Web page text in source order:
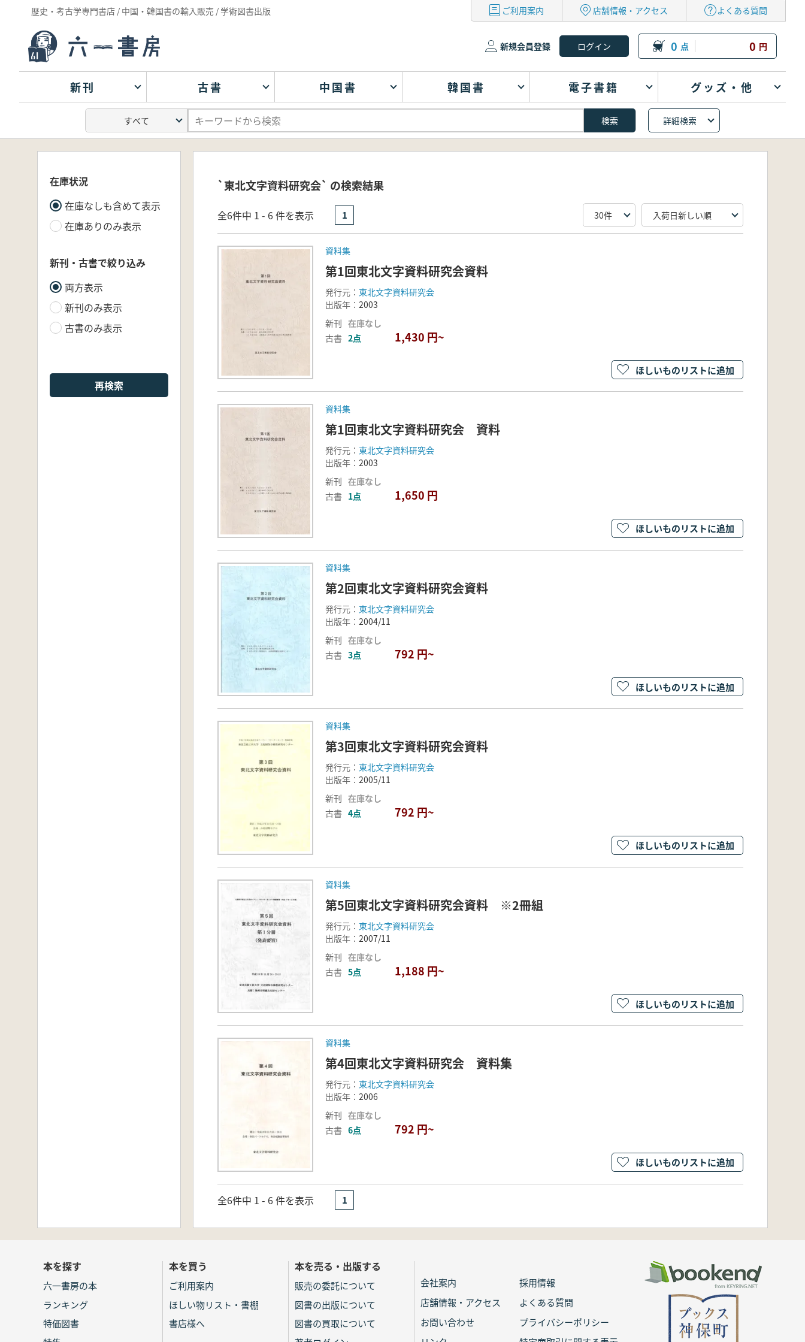
歴史・考古学専門書店 / 中国・韓国書の輸入販売 / 学術図書出版 ご利用案内 店舗情報・アクセス よくある質問
新規会員登録 0 点 0 円
新刊 古書 中国書 韓国書 電子書籍 グッズ・他
詳細検索
在庫状況
在庫なしも含めて表示
在庫ありのみ表示
新刊・古書で絞り込み
両方表示
新刊のみ表示
古書のみ表示
再検索
`東北文字資料研究会` の検索結果
全6件中 1 - 6 件を表示 1
資料集
第1回東北文字資料研究会資料
発行元： 東北文字資料研究会
出版年： 2003
新刊 在庫なし
古書 2点 1,430 円~
ほしいものリストに追加
資料集
第1回東北文字資料研究会 資料
発行元： 東北文字資料研究会
出版年： 2003
新刊 在庫なし
古書 1点 1,650 円
ほしいものリストに追加
資料集
第2回東北文字資料研究会資料
発行元： 東北文字資料研究会
出版年： 2004/11
新刊 在庫なし
古書 3点 792 円~
ほしいものリストに追加
資料集
第3回東北文字資料研究会資料
発行元： 東北文字資料研究会
出版年： 2005/11
新刊 在庫なし
古書 4点 792 円~
ほしいものリストに追加
資料集
第5回東北文字資料研究会資料 ※2冊組
発行元： 東北文字資料研究会
出版年： 2007/11
新刊 在庫なし
古書 5点 1,188 円~
ほしいものリストに追加
資料集
第4回東北文字資料研究会 資料集
発行元： 東北文字資料研究会
出版年： 2006
新刊 在庫なし
古書 6点 792 円~
ほしいものリストに追加
全6件中 1 - 6 件を表示 1
本を探す
六一書房の本
ランキング
特価図書
本を買う
ご利用案内
ほしい物リスト・書棚
書店様へ
本を売る・出版する
販売の委託について
図書の出版について
図書の買取について
会社案内
採用情報
店舗情報・アクセス
よくある質問
お問い合わせ
プライバシーポリシー